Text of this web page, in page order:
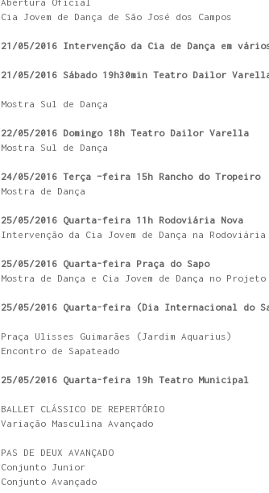
Abertura Oficial
Cia Jovem de Dança de São José dos Campos
21/05/2016 Intervenção da Cia de Dança em
21/05/2016 Sábado 19h30min Teatro Dailor
Mostra Sul de Dança
22/05/2016 Domingo 18h Teatro Dailor Varella
Mostra Sul de Dança
24/05/2016 Terça –feira 15h Rancho do Tropeiro
Mostra de Dança
25/05/2016 Quarta-feira 11h Rodoviária Nova
Intervenção da Cia Jovem de Dança na Rodoviária
25/05/2016 Quarta-feira Praça do Sapo
Mostra de Dança e Cia Jovem de Dança no
25/05/2016 Quarta-feira (Dia Internacional do
Praça Ulisses Guimarães (Jardim Aquarius)
Encontro de Sapateado
25/05/2016 Quarta-feira 19h Teatro Municipal
BALLET CLÁSSICO DE REPERTÓRIO
Variação Masculina Avançado
PAS DE DEUX AVANÇADO
Conjunto Junior
Conjunto Avançado